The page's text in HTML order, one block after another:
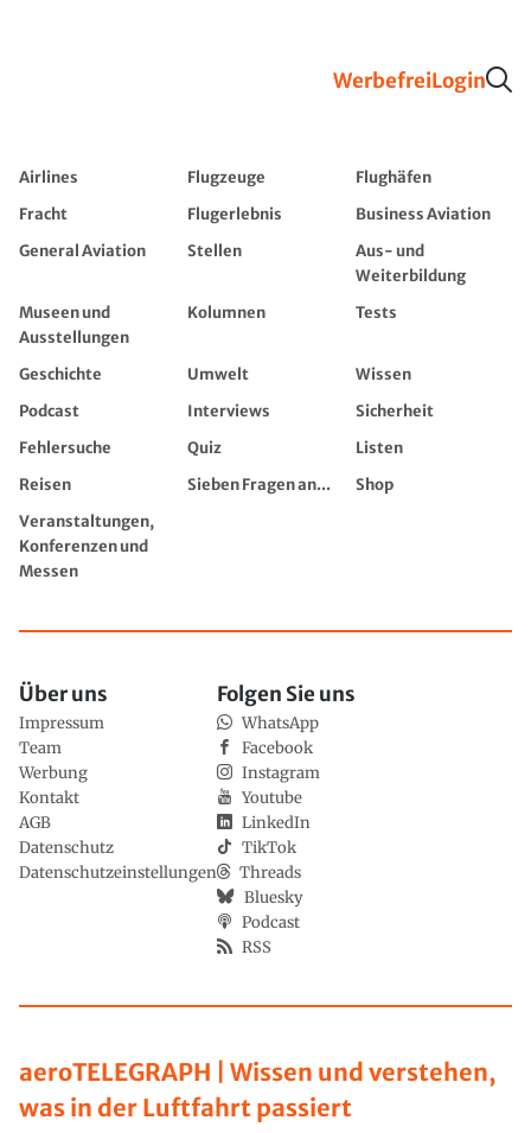
WerbefreiLogin
Airlines Flugzeuge
Flughäfen
Fracht
Flugerlebnis
Business Aviation
General Aviation
Stellen
Aus- und
Weiterbildung
Museen und
Ausstellungen
Kolumnen Tests
Geschichte Umwelt
Wissen
Podcast
Interviews
Sicherheit
Fehlersuche
Quiz
Listen
Reisen
Sieben Fragen an...
Shop
Veranstaltungen,
Konferenzen und
Messen
aeroTELEGRAPH | Wissen und verstehen,
was in der Luftfahrt passiert
Über uns
Impressum
Team
Werbung
Kontakt
AGB
Datenschutz
Datenschutzeinstellungen
Folgen Sie uns
WhatsApp
Facebook
Instagram
Youtube
LinkedIn
TikTok
Threads
Bluesky
Podcast
RSS